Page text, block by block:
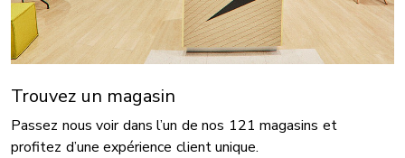
Trouvez un magasin
Passez nous voir dans l’un de nos 121 magasins et
profitez d’une expérience client unique.